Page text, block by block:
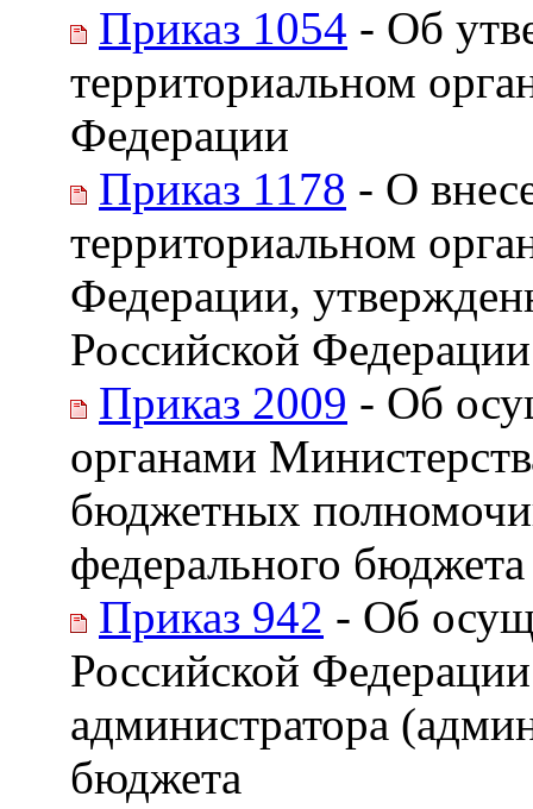
Приказ 1054 - Об
территориальном
Федерации
Приказ 1178 - О
территориальном
Федерации,
Российской
Приказ 2009 - Об
органами
бюджетных
федерального бюджета
Приказ 942 - Об
Российской
администратора
бюджета